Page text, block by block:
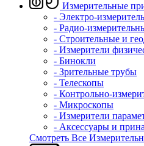
Измерительные
- Электро-
- Радио-
- Строительные и
- Измерители
- Бинокли
- Зрительные трубы
- Телескопы
- Контрольно-
- Микроскопы
- Измерители
- Аксессуары и
Смотреть Все